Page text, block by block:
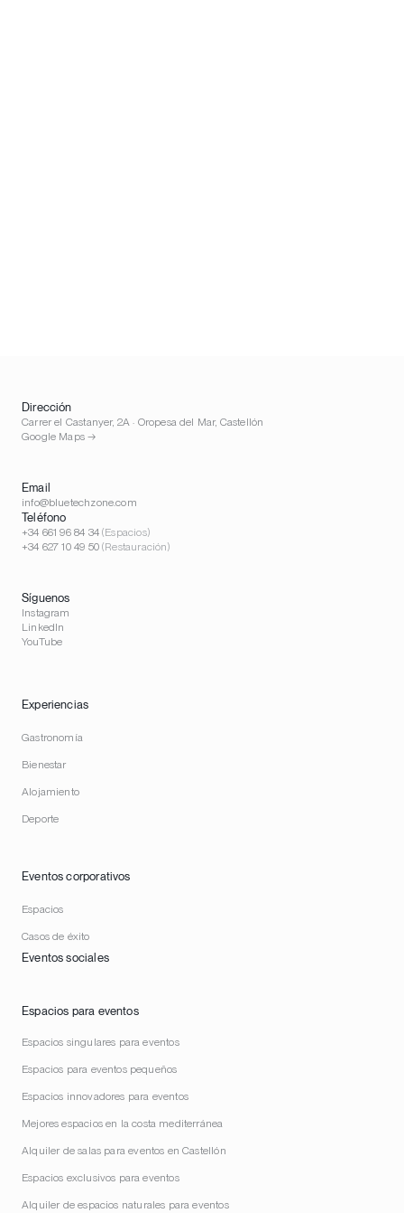
Experiencias
Gastronomía
Bienestar
Alojamiento
Deporte
Eventos corporativos
Espacios
Casos de éxito
Eventos sociales
Espacios para eventos
Espacios singulares para eventos
Espacios para eventos pequeños
Espacios innovadores para eventos
Mejores espacios en la costa mediterránea
Alquiler de salas para eventos en Castellón
Espacios exclusivos para eventos
Alquiler de espacios naturales para eventos
Dirección
Carrer el Castanyer, 2A · Oropesa del Mar, Castellón
Google Maps →
Email
info@bluetechzone.com
Teléfono
+34 661 96 84 34(Espacios)
+34 627 10 49 50(Restauración)
Síguenos
Instagram
LinkedIn
YouTube